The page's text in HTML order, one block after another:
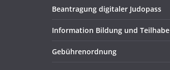
Beantragung digitaler Judopass
Information Bildung und Teilhabe
Gebührenordnung